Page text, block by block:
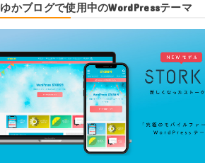
ゆかブログで使用中のWordPressテーマ